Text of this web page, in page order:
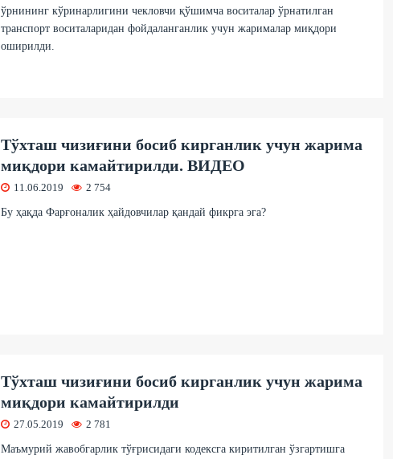
ўрнининг кўринарлигини чекловчи қўшимча воситалар ўрнатилган
транспорт воситаларидан фойдаланганлик учун жарималар миқдори
оширилди.
Тўхташ чизиғини босиб кирганлик учун жарима
миқдори камайтирилди. ВИДЕО
11.06.2019 2 754
Бу ҳақда Фарғоналик ҳайдовчилар қандай фикрга эга?
Тўхташ чизиғини босиб кирганлик учун жарима
миқдори камайтирилди
27.05.2019 2 781
Маъмурий жавобгарлик тўғрисидаги кодексга киритилган ўзгартишга